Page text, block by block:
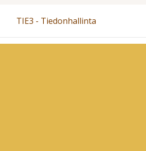
TIE3 - Tiedonhallinta